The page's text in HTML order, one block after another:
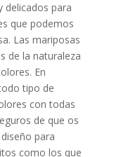
delicados para
que podemos
Las mariposas
de la naturaleza
En
tipo de
con todas
de que os
para
como los que